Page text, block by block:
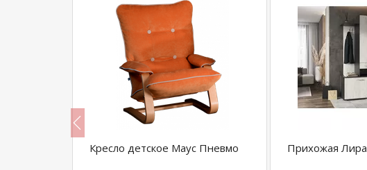
Кресло детское Маус Пневмо Прихожая Лира